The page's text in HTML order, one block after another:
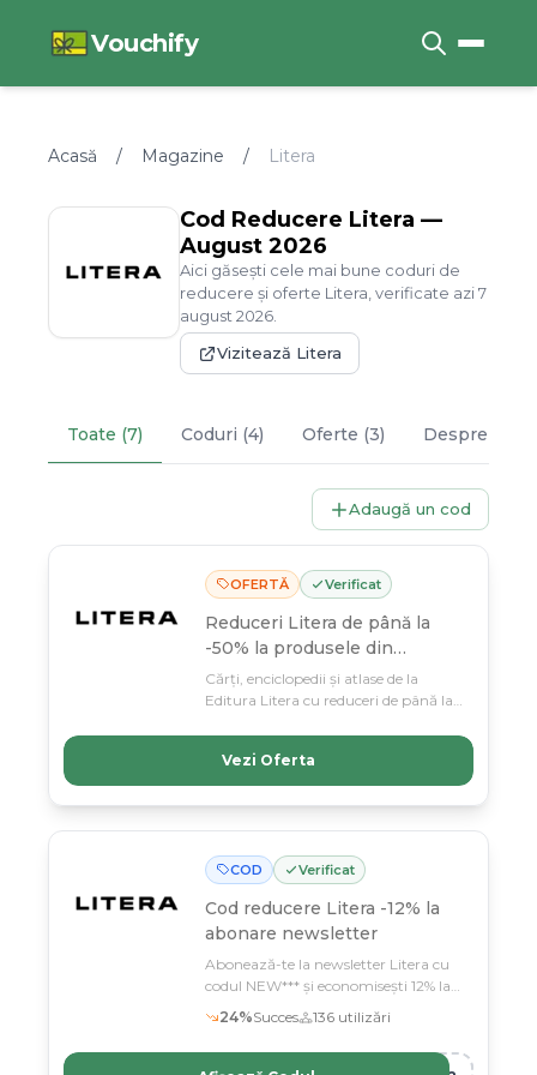
Vouchify
Acasă / Magazine / Litera
Cod Reducere Litera —
August 2026
Aici găsești cele mai bune coduri de
reducere și oferte Litera , verificate azi7
august 2026
Vizitează Litera
Toate (7) Coduri (4) Oferte (3) Despre
Adaugă un cod
OFERTĂ Verificat
Reduceri Litera de până la
-50% la produsele din
selecție
Cărți, enciclopedii și atlase de la
Editura Litera cu reduceri de până la
construiește-ți biblioteca visului cu
prețuri imbatabile.
Vezi Oferta
COD Verificat
Cod reducere Litera -12% la
abonare newsletter
Abonează-te la newsletter Litera cu
codul NEW*** și economisești 12% la
mii de titluri din cea mai bogată
colecție editorială românească
24%Succes 136 utilizări